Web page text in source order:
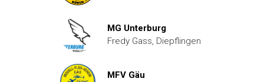
MG Unterburg
Fredy Gass, Diepflingen
MFV Gäu